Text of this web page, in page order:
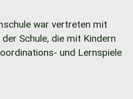
war vertreten mit
Schule, die mit Kindern
und Lernspiele